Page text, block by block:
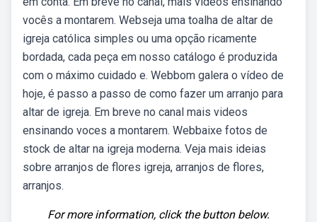
vocês a montarem. Webseja uma toalha de altar de
igreja católica simples ou uma opção ricamente
bordada, cada peça em nosso catálogo é produzida
com o máximo cuidado e. Webbom galera o vídeo de
hoje, é passo a passo de como fazer um arranjo para
altar de igreja. Em breve no canal mais videos
ensinando voces a montarem. Webbaixe fotos de
stock de altar na igreja moderna. Veja mais ideias
sobre arranjos de flores igreja, arranjos de flores,
arranjos.
For more information, click the button below.